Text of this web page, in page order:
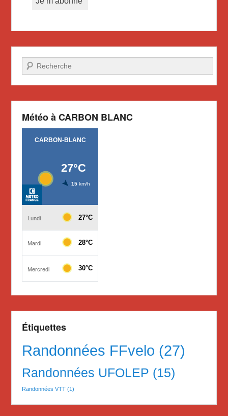
Recherche
Météo à CARBON BLANC
Étiquettes
Randonnées FFvelo (27)
Randonnées UFOLEP (15)
Randonnées VTT (1)